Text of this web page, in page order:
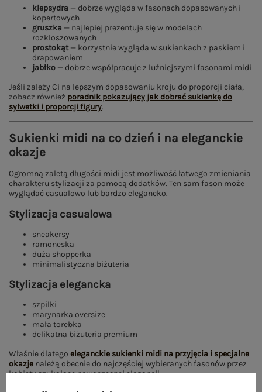
klepsydra — dobrze wygląda w fasonach dopasowanych i
kopertowych
gruszka — najlepiej prezentuje się w modelach
rozkloszowanych
prostokąt— korzystnie wygląda w sukienkach z paskiem i
drapowaniem
jabłko — dobrze współpracuje z luźniejszymi fasonami midi
Jeśli zależy Ci na lepszym dopasowaniu kroju do proporcji ciała,
zobacz również poradnik pokazujący jak dobrać sukienkę do
sylwetki i proporcji figury.
Sukienki midi na co dzień i na eleganckie
okazje
Ogromną zaletą długości midi jest możliwość łatwego zmieniania
charakteru stylizacji za pomocą dodatków. Ten sam fason może
wyglądać casualowo lub bardzo elegancko.
Stylizacja casualowa
sneakersy
ramoneska
duża shopperka
minimalistyczna biżuteria
Stylizacja elegancka
szpilki
marynarka oversize
mała torebka
delikatna biżuteria premium
Właśnie dlatego eleganckie sukienki midi na przyjęcia i specjalne
okazje należą obecnie do najczęściej wybieranych fasonów przez
kobiety szukające nowoczesnej elegancji.